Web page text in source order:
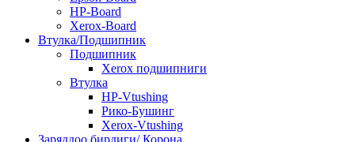
HP-Board
Xerox-Board
Втулка/Подшипник
Подшипник
Xerox подшипниги
Втулка
HP-Vtushing
Рико-Бушинг
Xerox-Vtushing
Заряддоо бирдиги/ Корона